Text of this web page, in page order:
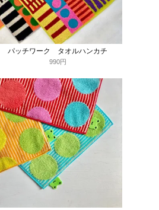
パッチワーク タオルハンカチ
990円